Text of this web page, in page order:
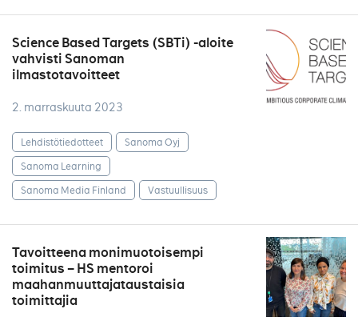
Science Based Targets (SBTi) -aloite
vahvisti Sanoman
ilmastotavoitteet
2. marraskuuta 2023
Lehdistötiedotteet
Sanoma Oyj
Sanoma Learning
Sanoma Media Finland
Vastuullisuus
Tavoitteena monimuotoisempi
toimitus – HS mentoroi
maahanmuuttajataustaisia
toimittajia